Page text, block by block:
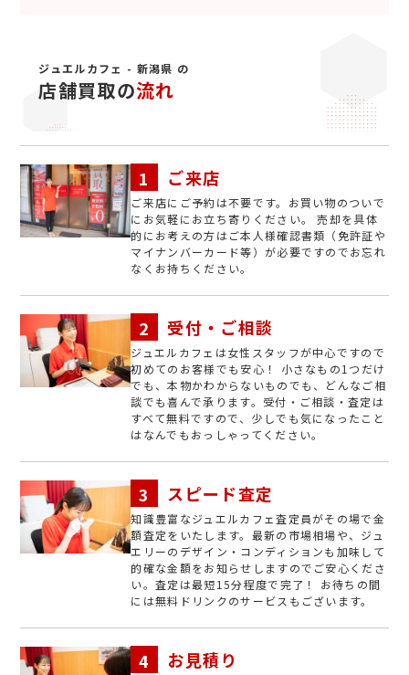
ジュエルカフェ - 新潟県 の
店舗買取の流れ
ご来店
ご来店にご予約は不要です。お買い物のついで
にお気軽にお立ち寄りください。 売却を具体
的にお考えの方はご本人様確認書類（免許証や
マイナンバーカード等）が必要ですのでお忘れ
なくお持ちください。
受付・ご相談
ジュエルカフェは女性スタッフが中心ですので
初めてのお客様でも安心！ 小さなもの1つだけ
でも、本物かわからないものでも、どんなご相
談でも喜んで承ります。受付・ご相談・査定は
すべて無料ですので、少しでも気になったこと
はなんでもおっしゃってください。
スピード査定
知識豊富なジュエルカフェ査定員がその場で金
額査定をいたします。最新の市場相場や、ジュ
エリーのデザイン・コンディションも加味して
的確な金額をお知らせしますのでご安心くださ
い。査定は最短15分程度で完了！ お待ちの間
には無料ドリンクのサービスもございます。
お見積り